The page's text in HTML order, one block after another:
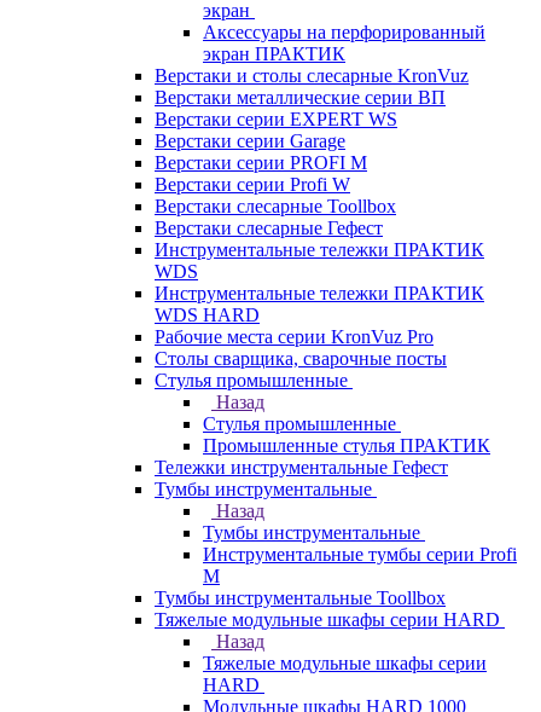
экран
Аксессуары на перфорированный
экран ПРАКТИК
Верстаки и столы слесарные KronVuz
Верстаки металлические серии ВП
Верстаки серии EXPERT WS
Верстаки серии Garage
Верстаки серии PROFI M
Верстаки серии Profi W
Верстаки слесарные Toollbox
Верстаки слесарные Гефест
Инструментальные тележки ПРАКТИК
WDS
Инструментальные тележки ПРАКТИК
WDS HARD
Рабочие места серии KronVuz Pro
Столы сварщика, сварочные посты
Стулья промышленные
Назад
Стулья промышленные
Промышленные стулья ПРАКТИК
Тележки инструментальные Гефест
Тумбы инструментальные
Назад
Тумбы инструментальные
Инструментальные тумбы серии Profi
M
Тумбы инструментальные Toollbox
Тяжелые модульные шкафы серии HARD
Назад
Тяжелые модульные шкафы серии
HARD
Модульные шкафы HARD 1000